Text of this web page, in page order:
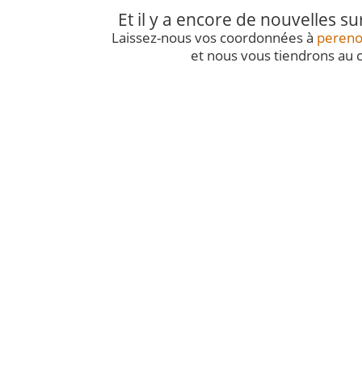
Et il y a encore de nouvelles
Laissez-nous vos coordonnées à
et nous vous tiendrons au